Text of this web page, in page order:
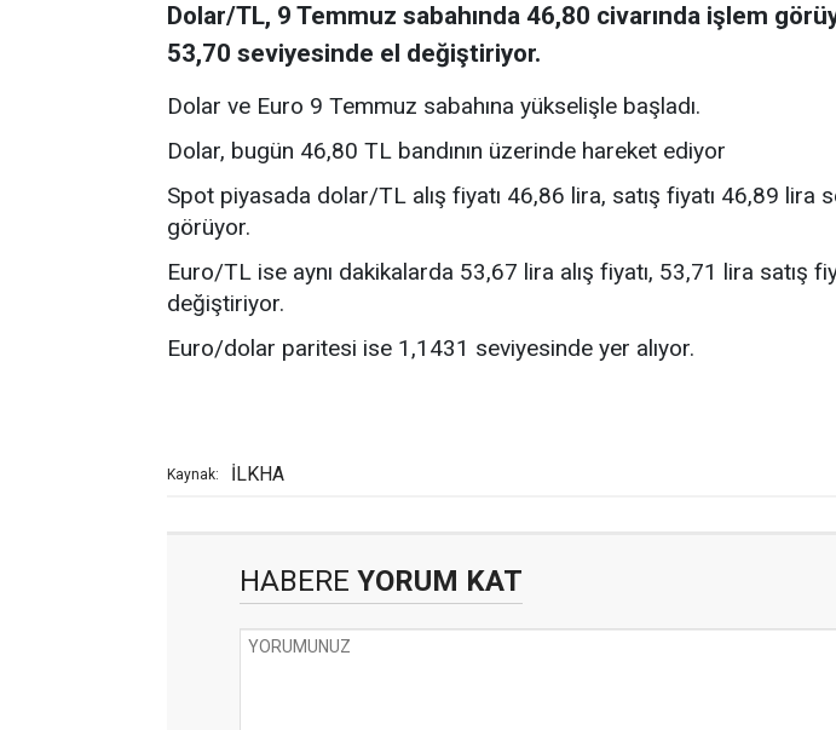
Dolar/TL, 9 Temmuz sabahında 46,80 civarında işlem
53,70 seviyesinde el değiştiriyor.
Dolar ve Euro 9 Temmuz sabahına yükselişle başladı.
Dolar, bugün 46,80 TL bandının üzerinde hareket ediyor
Spot piyasada dolar/TL alış fiyatı 46,86 lira, satış fiyatı 46,89 lira
görüyor.
Euro/TL ise aynı dakikalarda 53,67 lira alış fiyatı, 53,71 lira satış
değiştiriyor.
Euro/dolar paritesi ise 1,1431 seviyesinde yer alıyor.
Kaynak: İLKHA
HABERE YORUM KAT